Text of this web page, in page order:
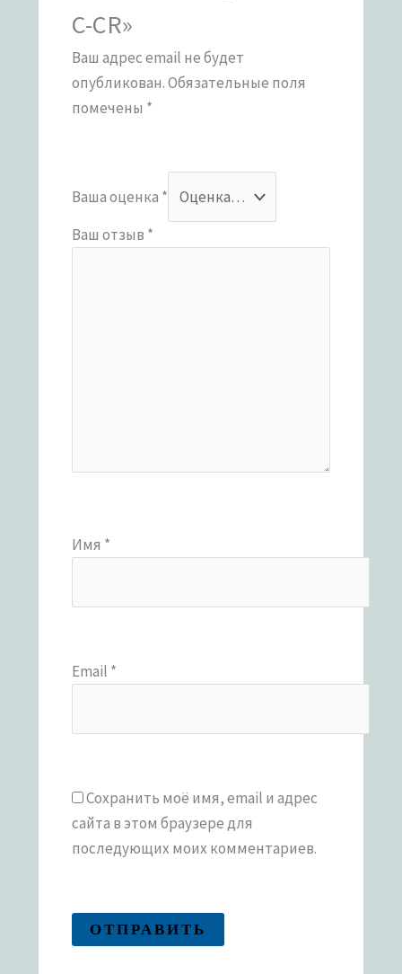
C-CR»
Ваш адрес email не будет
опубликован.Обязательные поля
помечены *
Ваша оценка *
Ваш отзыв *
Имя *
Email *
Сохранить моё имя, email и адрес
сайта в этом браузере для
последующих моих комментариев.